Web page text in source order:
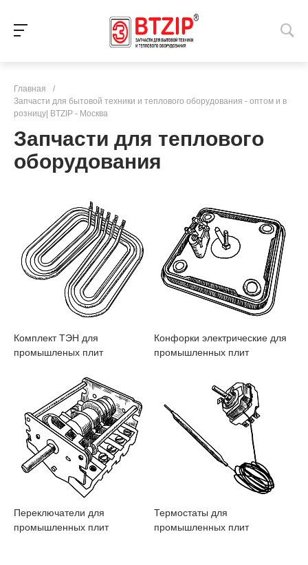
Главная
/
Запчасти для бытовой техники и теплового оборудования - оптом и в
розницу| BTZIP - Москва
Запчасти для теплового
оборудования
Комплект ТЭН для
промышленых плит
Конфорки электрические для
промышленных плит
Переключатели для
промышленных плит
Термостаты для
промышленных плит